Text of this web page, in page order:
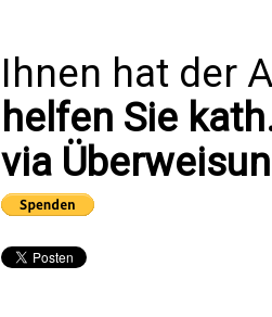
Ihnen hat der
helfen Sie
via